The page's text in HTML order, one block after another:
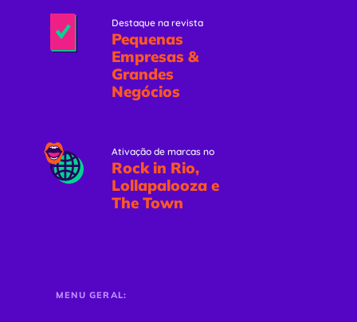
Destaque na revista
Pequenas
Empresas &
Grandes
Negócios
Ativação de marcas no
Rock in Rio,
Lollapalooza e
The Town
MENU GERAL: